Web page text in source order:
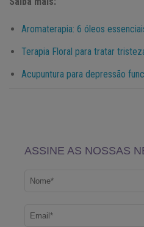
Aromaterapia: 6 óleos
Terapia Floral para tratar
Acupuntura para depressão